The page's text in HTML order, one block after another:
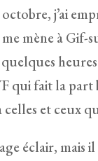
j’ai
mène à Gif-
qui fait la part
et ceux
éclair, mais